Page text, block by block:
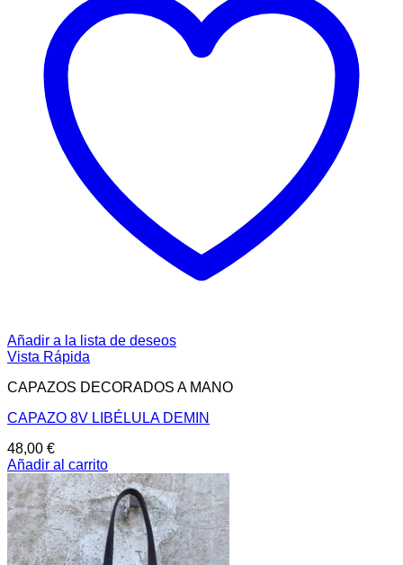
Añadir a la lista de deseos
Vista Rápida
CAPAZOS DECORADOS A MANO
CAPAZO 8V LIBÉLULA DEMIN
48,00 €
Añadir al carrito